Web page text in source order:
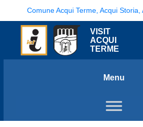
Comune Acqui Terme, Acqui Storia,
VISIT
ACQUI
TERME
Menu